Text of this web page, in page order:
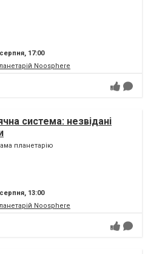
17:00
Noosphere
система: незвідані
планетарію
13:00
Noosphere